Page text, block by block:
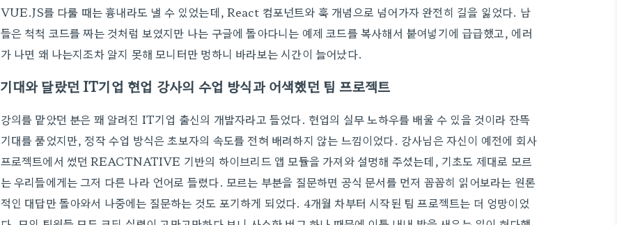
VUE.JS를 다룰 때는 흉내라도 낼 수 있었는데, React 컴포넌트와 훅 개념으로 넘어가자 완전히 길을 잃었다. 남
들은 척척 코드를 짜는 것처럼 보였지만 나는 구글에 돌아다니는 예제 코드를 복사해서 붙여넣기에 급급했고, 에러
가 나면 왜 나는지조차 알지 못해 모니터만 멍하니 바라보는 시간이 늘어났다.
기대와 달랐던 IT기업 현업 강사의 수업 방식과 어색했던 팀 프로젝트
강의를 맡았던 분은 꽤 알려진 IT기업 출신의 개발자라고 들었다. 현업의 실무 노하우를 배울 수 있을 것이라 잔뜩
기대를 품었지만, 정작 수업 방식은 초보자의 속도를 전혀 배려하지 않는 느낌이었다. 강사님은 자신이 예전에 회사
프로젝트에서 썼던 REACTNATIVE 기반의 하이브리드 앱 모듈을 가져와 설명해 주셨는데, 기초도 제대로 모르
는 우리들에게는 그저 다른 나라 언어로 들렸다. 모르는 부분을 질문하면 공식 문서를 먼저 꼼꼼히 읽어보라는 원론
적인 대답만 돌아와서 나중에는 질문하는 것도 포기하게 되었다. 4개월 차부터 시작된 팀 프로젝트는 더 엉망이었